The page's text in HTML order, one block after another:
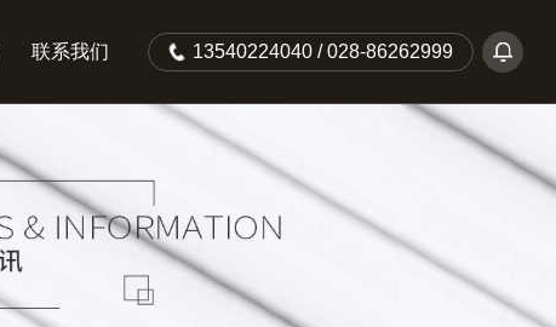
联系我们 13540224040 / 028-86262999